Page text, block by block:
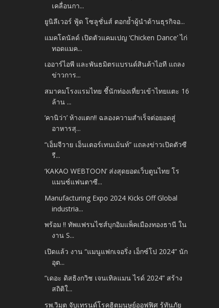
เคลื่อนกา...
ยูนิลีเวอร์ ฟู้ด โซลูชั่นส์ ตอกย้ำผู้นำด้านธุรกิจอ...
แมคโดนัลด์ เปิดตัวแคมเปญ ‘Chicken Dance’ ไก่
ทอดแมค...
เออาร์ไอพี และพันธมิตรแบรนด์สินค้าไอที แถลง
ข่าวการ...
สมาคมโรงแรมไทย ชี้นักท่องเที่ยวเข้าไทยแตะ 16
ล้าน ...
‘คานิว่า’ ห้างแตก!! ฉลองความสำเร็จต่อยอดสู่
อาหารสุ...
“เอ็มจีวาย เอ็นเตอร์เทนเม้นท์” แถลงข่าวเปิดตัวซี
รี...
‘KAKAO WEBTOON’ ส่งสุดยอดเว็บตูนไทย โร
แมนซ์แฟนตาซี...
Manufacturing Expo 2024 Kicks Off Global
industria...
พร้อม !! ทัพแฟรนไชส์บุกอิมแพ็คเมืองทองธานี ใน
งาน S...
เปิดแล้ว งาน “แมนูแฟกเจอริ่ง เอ็กซ์โป 2024” นัก
อุต...
“เดอะ ดิสธิงกวิช เจนเทิลแมน ไรด์ 2024” สร้าง
สถิติใ...
รพ.วิมุต จับเทรนด์โรคฮิตมนุษย์ออฟฟิศ รู้ทันภัย